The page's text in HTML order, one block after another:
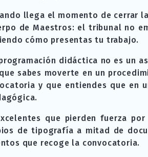
llega el momento de cerrar
de Maestros: el tribunal no
cómo presentas tu trabajo.
didáctica no es un
sabes moverte en un
y que entiendes que
que pierden fuerza
de tipografía a mitad de
que recoge la convocatoria.